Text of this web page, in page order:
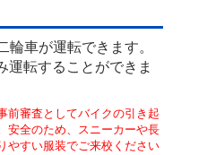
車が運転できます。
運転することができま
前審査としてバイクの引き起
安全のため、スニーカーや長
やすい服装でご来校ください